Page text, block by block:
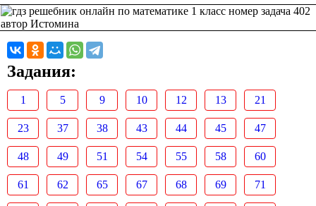
Задания:
1 5 9 10 12 13 21
23 37 38 43 44 45 47
48 49 51 54 55 58 60
61 62 65 67 68 69 71